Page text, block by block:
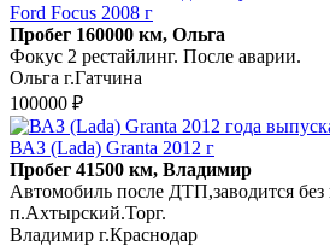
Ford Focus 2008 г
Пробег 160000 км, Ольга
Фокус 2 рестайлинг. После аварии.
Ольга г.Гатчина
100000 ₽
ВАЗ (Lada) Granta 2012 г
Пробег 41500 км, Владимир
Автомобиль после ДТП,заводится
п.Ахтырский.Торг.
Владимир г.Краснодар